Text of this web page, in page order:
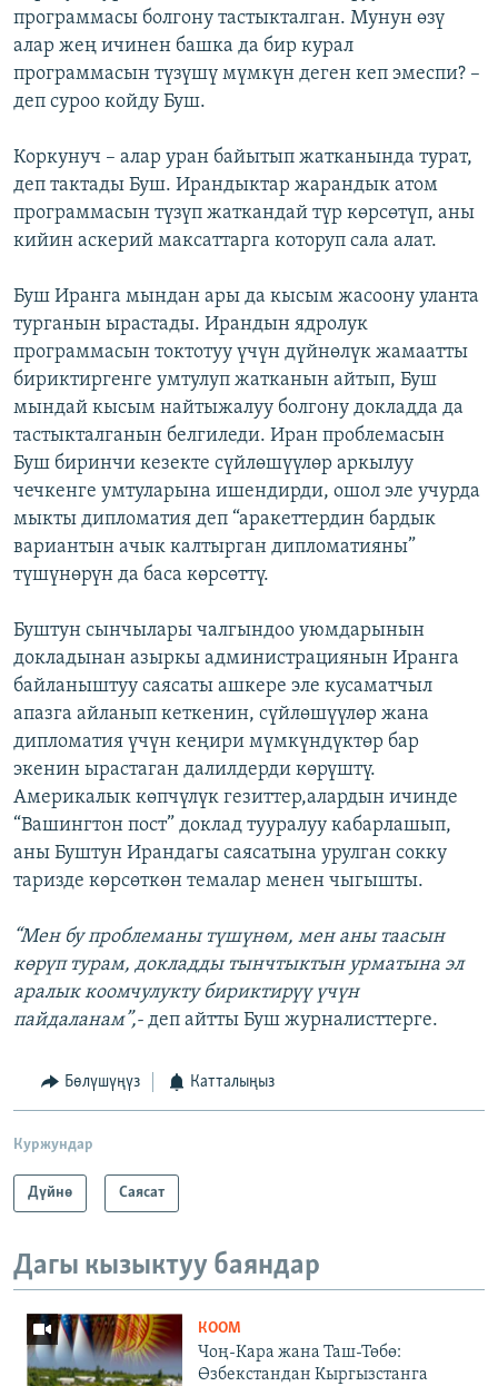
программасы болгону тастыкталган. Мунун өзү
алар жең ичинен башка да бир курал
программасын түзүшү мүмкүн деген кеп эмеспи? –
деп суроо койду Буш.
Коркунуч – алар уран байытып жатканында турат,
деп тактады Буш. Ирандыктар жарандык атом
программасын түзүп жаткандай түр көрсөтүп, аны
кийин аскерий максаттарга которуп сала алат.
Буш Иранга мындан ары да кысым жасоону уланта
турганын ырастады. Ирандын ядролук
программасын токтотуу үчүн дүйнөлүк жамаатты
бириктиргенге умтулуп жатканын айтып, Буш
мындай кысым найтыжалуу болгону докладда да
тастыкталганын белгиледи. Иран проблемасын
Буш биринчи кезекте сүйлөшүүлөр аркылуу
чечкенге умтуларына ишендирди, ошол эле учурда
мыкты дипломатия деп “аракеттердин бардык
вариантын ачык калтырган дипломатияны”
түшүнөрүн да баса көрсөттү.
Буштун сынчылары чалгындоо уюмдарынын
докладынан азыркы администрациянын Иранга
байланыштуу саясаты ашкере эле кусаматчыл
апазга айланып кеткенин, сүйлөшүүлөр жана
дипломатия үчүн кеңири мүмкүндүктөр бар
экенин ырастаган далилдерди көрүштү.
Америкалык көпчүлүк гезиттер,алардын ичинде
“Вашингтон пост” доклад тууралуу кабарлашып,
аны Буштун Ирандагы саясатына урулган сокку
таризде көрсөткөн темалар менен чыгышты.
“Мен бу проблеманы түшүнөм, мен аны таасын
көрүп турам, докладды тынчтыктын урматына эл
аралык коомчулукту бириктирүү үчүн
пайдаланам”,- деп айтты Буш журналисттерге.
Бөлүшүңүз Катталыңыз
Куржундар
Дүйнө Саясат
Дагы кызыктуу баяндар
КООМ
Чоң-Кара жана Таш-Төбө:
Өзбекстандан Кыргызстанга